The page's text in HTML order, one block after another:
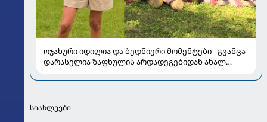
ოჯახური იდილია და ბედნიერი მომენტები - გვანცა
დარასელია ზაფხულის არდადეგებიდან ახალ
სიახლეები